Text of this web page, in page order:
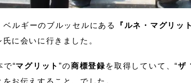
ベルギーのブルッセルにある 『ルネ・マグリッ
に会いに行きました。
で“マグリット”の商標登録を取得していて、“ザ